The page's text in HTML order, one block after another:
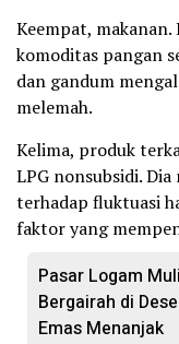
Keempat, makanan.
komoditas pangan
dan gandum
melemah.
Kelima, produk
LPG nonsubsidi.
terhadap fluktuasi
faktor yang
Pasar Logam
Bergairah di
Emas Menanjak